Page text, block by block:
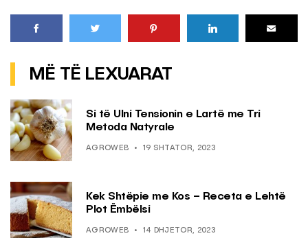
MË TË LEXUARAT
Si të Ulni Tensionin e Lartë me Tri
Metoda Natyrale
AGROWEB 19 SHTATOR, 2023
Kek Shtëpie me Kos – Receta e Lehtë
Plot Ëmbëlsi
AGROWEB 14 DHJETOR, 2023